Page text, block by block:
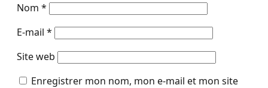
Nom *
E-mail *
Site web
Enregistrer mon nom, mon e-mail et mon site